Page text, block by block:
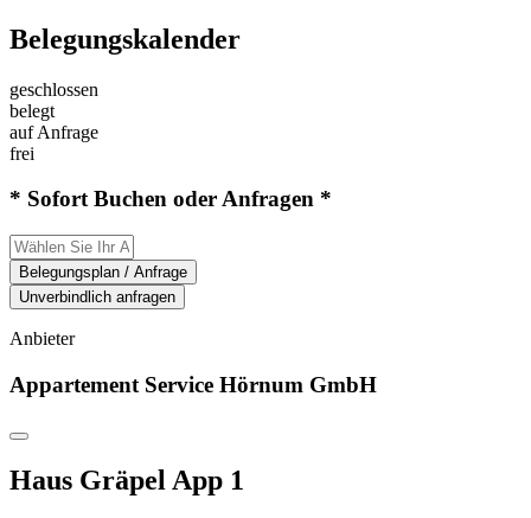
Belegungskalender
geschlossen
belegt
auf Anfrage
frei
* Sofort Buchen oder Anfragen *
Belegungsplan / Anfrage
Unverbindlich anfragen
Anbieter
Appartement Service Hörnum GmbH
Haus Gräpel App 1